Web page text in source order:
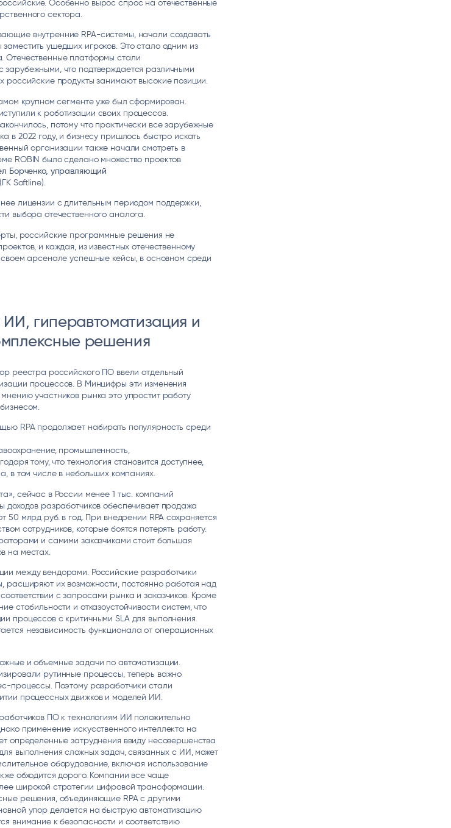
Особенно вырос спрос на отечественные
сектора.
внутренние RPA-системы, начали создавать
ушедших игроков. Это стало одним из
Отечественные платформы стали
что подтверждается различными
российские продукты занимают высокие позиции.
крупном сегменте уже был сформирован.
к роботизации своих процессов.
потому что практически все зарубежные
в 2022 году, и бизнесу пришлось быстро искать
организации также начали смотреть в
ROBIN было сделано множество проектов
Борченко, управляющий
(ГК Softline).
лицензии с длительным периодом поддержки,
выбора отечественного аналога.
российские программные решения не
и каждая, из известных отечественному
арсенале успешные кейсы, в основном среди
ИИ, гиперавтоматизация и
решения
реестра российского ПО ввели отдельный
процессов. В Минцифры эти изменения
участников рынка это упростит работу
RPA продолжает набирать популярность среди
промышленность,
тому, что технология становится доступнее,
в том числе в небольших компаниях.
сейчас в России менее 1 тыс. компаний
доходов разработчиков обеспечивает продажа
50 млрд руб. в год. При внедрении RPA сохраняется
сотрудников, которые боятся потерять работу.
и самими заказчиками стоит большая
на местах.
между вендорами. Российские разработчики
расширяют их возможности, постоянно работая над
с запросами рынка и заказчиков. Кроме
стабильности и отказоустойчивости систем, что
процессов с критичными SLA для выполнения
независимость функционала от операционных
и объемные задачи по автоматизации.
рутинные процессы, теперь важно
процессы. Поэтому разработчики стали
процессных движков и моделей ИИ.
ПО к технологиям ИИ положительно
применение искусственного интеллекта на
определенные затруднения ввиду несовершенства
выполнения сложных задач, связанных с ИИ, может
оборудование, включая использование
обходится дорого. Компании все чаще
широкой стратегии цифровой трансформации.
решения, объединяющие RPA с другими
упор делается на быструю автоматизацию
внимание к безопасности и соответствию